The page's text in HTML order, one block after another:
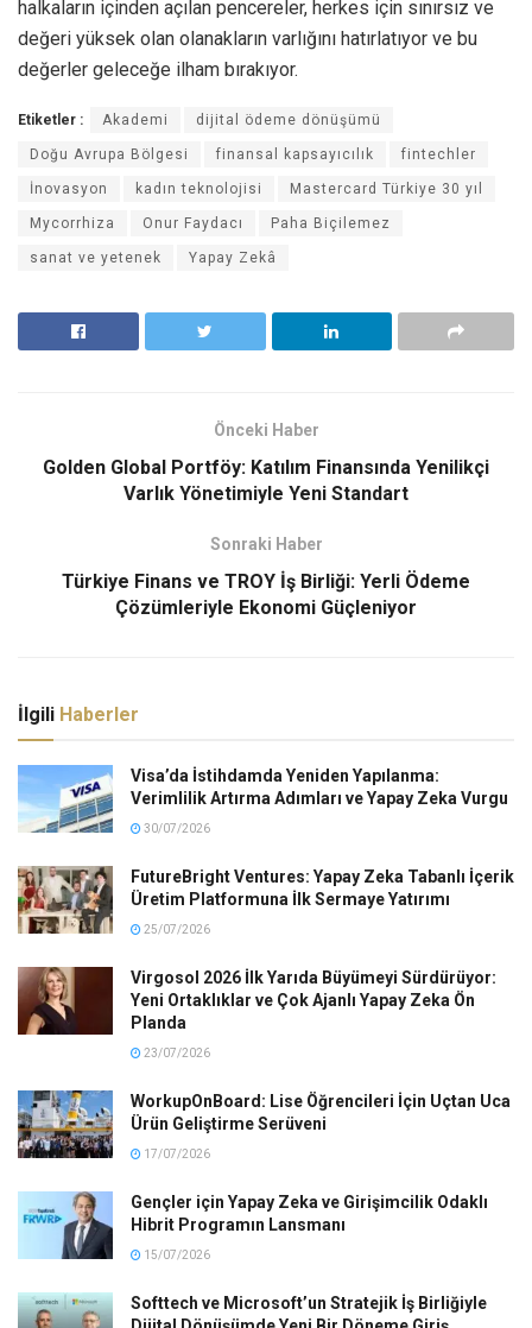
halkaların içinden açılan pencereler, herkes için sınırsız ve
değeri yüksek olan olanakların varlığını hatırlatıyor ve bu
değerler geleceğe ilham bırakıyor.
Etiketler : Akademi dijital ödeme dönüşümü
Doğu Avrupa Bölgesi finansal kapsayıcılık fintechler
İnovasyon kadın teknolojisi Mastercard Türkiye 30 yıl
Mycorrhiza Onur Faydacı Paha Biçilemez
sanat ve yetenek Yapay Zekâ
Önceki Haber
Golden Global Portföy: Katılım Finansında Yenilikçi
Varlık Yönetimiyle Yeni Standart
Sonraki Haber
Türkiye Finans ve TROY İş Birliği: Yerli Ödeme
Çözümleriyle Ekonomi Güçleniyor
İlgili Haberler
Visa’da İstihdamda Yeniden Yapılanma:
Verimlilik Artırma Adımları ve Yapay Zeka Vurgu
30/07/2026
FutureBright Ventures: Yapay Zeka Tabanlı İçerik
Üretim Platformuna İlk Sermaye Yatırımı
25/07/2026
Virgosol 2026 İlk Yarıda Büyümeyi Sürdürüyor:
Yeni Ortaklıklar ve Çok Ajanlı Yapay Zeka Ön
Planda
23/07/2026
WorkupOnBoard: Lise Öğrencileri İçin Uçtan Uca
Ürün Geliştirme Serüveni
17/07/2026
Gençler için Yapay Zeka ve Girişimcilik Odaklı
Hibrit Programın Lansmanı
15/07/2026
Softtech ve Microsoft’un Stratejik İş Birliğiyle